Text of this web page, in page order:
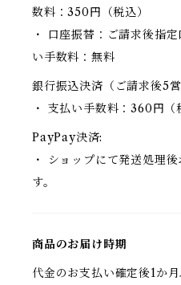
数料：350円（税込）
・ 口座振替：ご請求後指
い手数料：無料
銀行振込決済（ご請求後5
・ 支払い手数料：360円（
PayPay決済:
・ ショップにて発送処理
す。
商品のお届け時期
代金のお支払い確定後1か